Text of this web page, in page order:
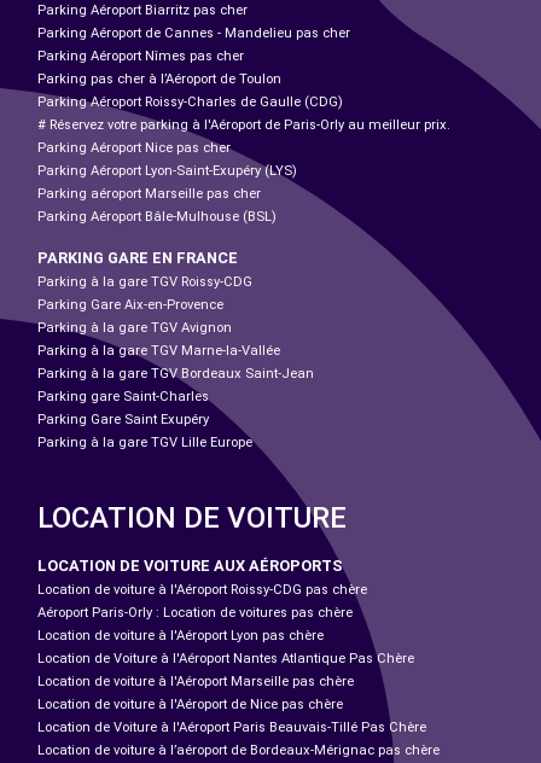
Parking Aéroport Biarritz pas cher
Parking Aéroport de Cannes - Mandelieu pas cher
Parking Aéroport Nîmes pas cher
Parking pas cher à l’Aéroport de Toulon
Parking Aéroport Roissy-Charles de Gaulle (CDG)
# Réservez votre parking à l'Aéroport de Paris-Orly au meilleur prix.
Parking Aéroport Nice pas cher
Parking Aéroport Lyon-Saint-Exupéry (LYS)
Parking aéroport Marseille pas cher
Parking Aéroport Bâle-Mulhouse (BSL)
PARKING GARE EN FRANCE
Parking à la gare TGV Roissy-CDG
Parking Gare Aix-en-Provence
Parking à la gare TGV Avignon
Parking à la gare TGV Marne-la-Vallée
Parking à la gare TGV Bordeaux Saint-Jean
Parking gare Saint-Charles
Parking Gare Saint Exupéry
Parking à la gare TGV Lille Europe
LOCATION DE VOITURE
LOCATION DE VOITURE AUX AÉROPORTS
Location de voiture à l'Aéroport Roissy-CDG pas chère
Aéroport Paris-Orly : Location de voitures pas chère
Location de voiture à l'Aéroport Lyon pas chère
Location de Voiture à l'Aéroport Nantes Atlantique Pas Chère
Location de voiture à l'Aéroport Marseille pas chère
Location de voiture à l'Aéroport de Nice pas chère
Location de Voiture à l'Aéroport Paris Beauvais-Tillé Pas Chère
Location de voiture à l’aéroport de Bordeaux-Mérignac pas chère